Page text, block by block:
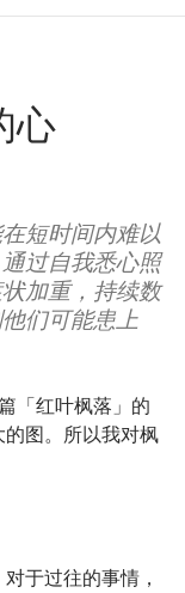
心
短时间内难以
过自我悉心照
加重，持续数
们可能患上
「红叶枫落」的
图。所以我对枫
于过往的事情，